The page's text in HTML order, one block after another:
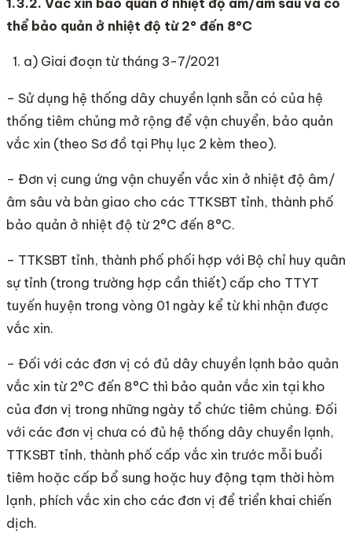
1.3.2. Vắc xin bảo quản ở nhiệt độ âm/âm sâu và có
thể bảo quản ở nhiệt độ từ 2° đến 8°C
a) Giai đoạn từ tháng 3-7/2021
– Sử dụng hệ thống dây chuyền lạnh sẵn có của hệ
thống tiêm chủng mở rộng để vận chuyển, bảo quản
vắc xin (theo Sơ đồ tại Phụ lục 2 kèm theo).
– Đơn vị cung ứng vận chuyển vắc xin ở nhiệt độ âm/
âm sâu và bàn giao cho các TTKSBT tỉnh, thành phố
bảo quản ở nhiệt độ từ 2°C đến 8°C.
– TTKSBT tỉnh, thành phố phối hợp với Bộ chỉ huy quân
sự tỉnh (trong trường hợp cần thiết) cấp cho TTYT
tuyến huyện trong vòng 01 ngày kể từ khi nhận được
vắc xin.
– Đối với các đơn vị có đủ dây chuyền lạnh bảo quản
vắc xin từ 2°C đến 8°C thì bảo quản vắc xin tại kho
của đơn vị trong những ngày tổ chức tiêm chủng. Đối
với các đơn vị chưa có đủ hệ thống dây chuyền lạnh,
TTKSBT tỉnh, thành phố cấp vắc xin trước mỗi buổi
tiêm hoặc cấp bổ sung hoặc huy động tạm thời hòm
lạnh, phích vắc xin cho các đơn vị để triển khai chiến
dịch.